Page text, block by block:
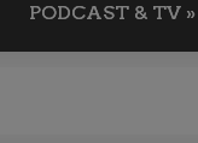
PODCAST & TV »